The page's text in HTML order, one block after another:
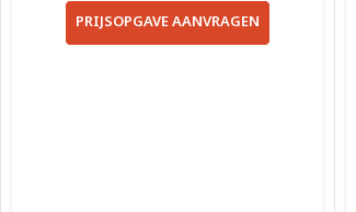
PRIJSOPGAVE AANVRAGEN